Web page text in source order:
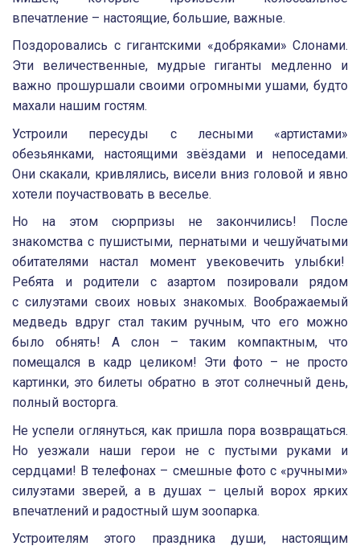
впечатление – настоящие, большие, важные.
Поздоровались с гигантскими «добряками» Слонами.
Эти величественные, мудрые гиганты медленно и
важно прошуршали своими огромными ушами, будто
махали нашим гостям.
Устроили пересуды с лесными «артистами»
обезьянками, настоящими звёздами и непоседами.
Они скакали, кривлялись, висели вниз головой и явно
хотели поучаствовать в веселье.
Но на этом сюрпризы не закончились! После
знакомства с пушистыми, пернатыми и чешуйчатыми
обитателями настал момент увековечить улыбки!
Ребята и родители с азартом позировали рядом
с силуэтами своих новых знакомых. Воображаемый
медведь вдруг стал таким ручным, что его можно
было обнять! А слон – таким компактным, что
помещался в кадр целиком! Эти фото – не просто
картинки, это билеты обратно в этот солнечный день,
полный восторга.
Не успели оглянуться, как пришла пора возвращаться.
Но уезжали наши герои не с пустыми руками и
сердцами! В телефонах – смешные фото с «ручными»
силуэтами зверей, а в душах – целый ворох ярких
впечатлений и радостный шум зоопарка.
Устроителям этого праздника души, настоящим